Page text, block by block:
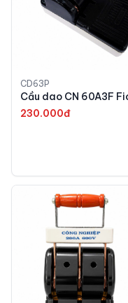
CD63P
Cầu dao CN 60A3F
230.000đ